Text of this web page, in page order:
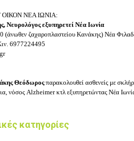
ΝΕΑ ΙΩΝΙΑ:
Νευρολόγος εξυπηρετεί Νέα Ιωνία
(άνωθεν ζαχαροπλαστείου Κανάκης)Νέα
6977224495
Θεόδωροςπαρακολουθεί ασθενείς με
νόσος Alzheimer κτλ εξυπηρετώντας Νέα
κατηγορίες